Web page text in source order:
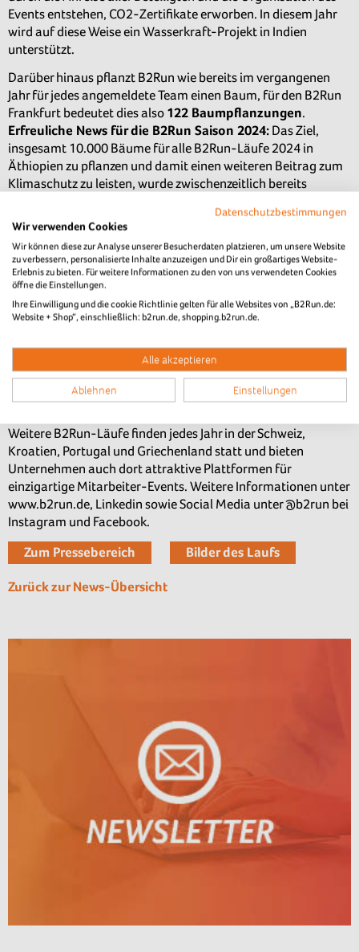
Events entstehen, CO2-Zertifikate erworben. In diesem Jahr
wird auf diese Weise ein Wasserkraft-Projekt in Indien
unterstützt.
Darüber hinaus pflanzt B2Run wie bereits im vergangenen
Jahr für jedes angemeldete Team einen Baum, für den B2Run
Frankfurt bedeutet dies also 122 Baumpflanzungen.
Erfreuliche News für die B2Run Saison 2024: Das Ziel,
insgesamt 10.000 Bäume für alle B2Run-Läufe 2024 in
Äthiopien zu pflanzen und damit einen weiteren Beitrag zum
Klimaschutz zu leisten, wurde zwischenzeitlich bereits
für Menschen zusammen, die seit über 40 Jahren die
Lebensgrundlage vieler Menschen im ländlichen Äthiopien
sichert und es ihnen ermöglicht, ein selbstbestimmteres
Leben zu führen.
Über Infront B2Run
Infront B2Run, Tochtergesellschaft der internationalen
Sportmarketing-Firma Infront, organisiert und entwickelt
Europas größte Firmenlaufserie, B2Run, die seit der
Gründung im Jahr 2004 signifikantes Wachstum verzeichnet.
Präsentiert von der DAK-Gesundheit, werden 2024 in 18
Weitere B2Run-Läufe finden jedes Jahr in der Schweiz,
Kroatien, Portugal und Griechenland statt und bieten
Unternehmen auch dort attraktive Plattformen für
einzigartige Mitarbeiter-Events. Weitere Informationen unter
www.b2run.de, Linkedin sowie Social Media unter @b2run bei
Instagram und Facebook.
Zum Pressebereich
Bilder des Laufs
Zurück zur News-Übersicht
Datenschutzbestimmungen
Wir verwenden Cookies
Wir können diese zur Analyse unserer Besucherdaten platzieren, um unsere Website
zu verbessern, personalisierte Inhalte anzuzeigen und Dir ein großartiges Website-
Erlebnis zu bieten. Für weitere Informationen zu den von uns verwendeten Cookies
öffne die Einstellungen.
Ihre Einwilligung und die cookie Richtlinie gelten für alle Websites von „B2Run.de:
Website + Shop“, einschließlich: b2run.de, shopping.b2run.de.
Alle akzeptieren
Ablehnen Einstellungen